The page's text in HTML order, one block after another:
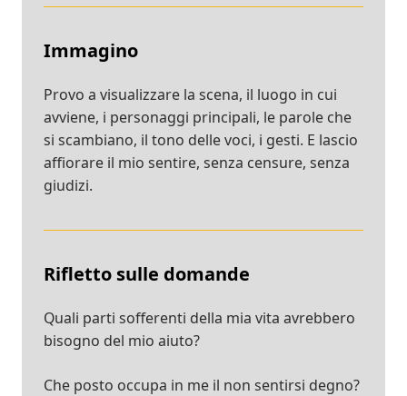
Immagino
Provo a visualizzare la scena, il luogo in cui
avviene, i personaggi principali, le parole che
si scambiano, il tono delle voci, i gesti. E lascio
affiorare il mio sentire, senza censure, senza
giudizi.
Rifletto sulle domande
Quali parti sofferenti della mia vita avrebbero
bisogno del mio aiuto?
Che posto occupa in me il non sentirsi degno?